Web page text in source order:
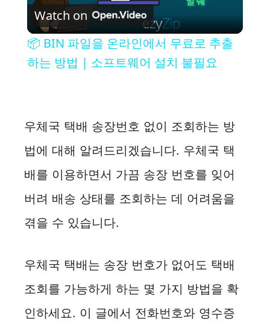
a
V
i
d
o
Watch on
📦 BIN 파일을 온라인에서 무료로 추출
하는 방법 | 소프트웨어 설치 불필요
우체국 택배 송장번호 없이 조회하는 방
법에 대해 알려드리겠습니다. 우체국 택
배를 이용하면서 가끔 송장 번호를 잊어
버려 배송 상태를 조회하는 데 어려움을
겪을 수 있습니다.
우체국 택배는 송장 번호가 없어도 택배
조회를 가능하게 하는 몇 가지 방법을 확
인하세요. 이 글에서 전화번호와 영수증